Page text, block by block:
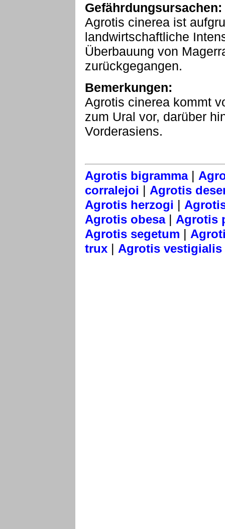
Gefährdungsursachen:
Agrotis cinerea ist
landwirtschaftliche
Überbauung von
zurückgegangen.
Bemerkungen:
Agrotis cinerea kommt
zum Ural vor, darüber
Vorderasiens.
Agrotis bigramma|
corralejoi | Agrotis
Agrotis herzogi |
Agrotis obesa| Agrotis
Agrotis segetum |
trux | Agrotis vestigialis